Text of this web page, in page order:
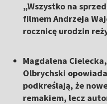
„Wszystko na
filmem Andrzeja
rocznicę urodzin
Magdalena
Olbrychski
podkreślają, że
remakiem, lecz